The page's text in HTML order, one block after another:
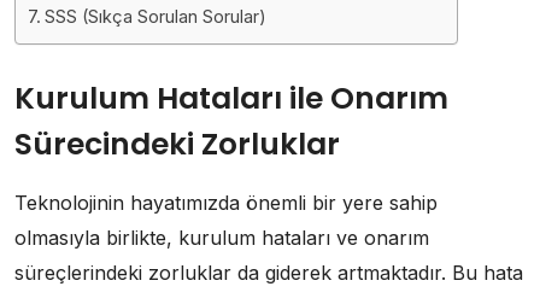
SSS (Sıkça Sorulan Sorular)
Kurulum Hataları ile Onarım
Sürecindeki Zorluklar
Teknolojinin hayatımızda önemli bir yere sahip
olmasıyla birlikte, kurulum hataları ve onarım
süreçlerindeki zorluklar da giderek artmaktadır. Bu hata